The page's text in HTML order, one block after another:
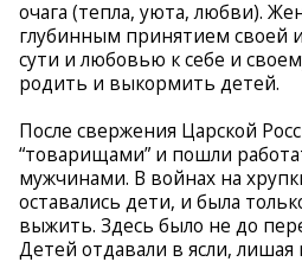
очага (тепла, уюта, любви).
глубинным принятием своей
сути и любовью к себе и
родить и выкормить детей.
После свержения Царской
“товарищами” и пошли
мужчинами. В войнах на
оставались дети, и была
выжить. Здесь было не до
Детей отдавали в ясли,